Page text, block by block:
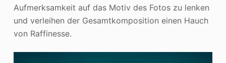
Aufmerksamkeit auf das Motiv des Fotos zu lenken
und verleihen der Gesamtkomposition einen Hauch
von Raffinesse.